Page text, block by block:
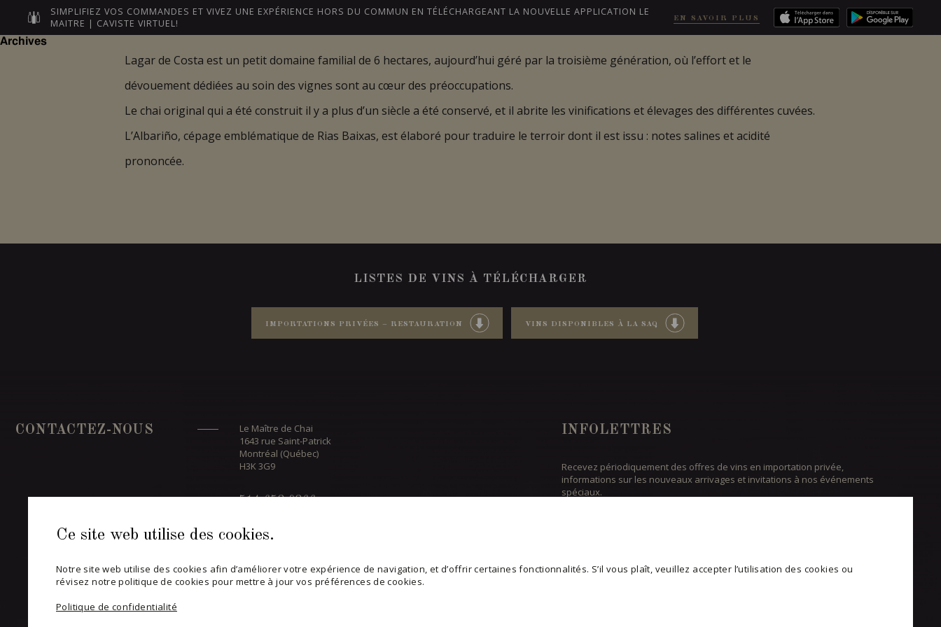
Ce site web utilise des cookies.
Notre site web utilise des cookies afin d’améliorer votre expérience de navigation, et d’offrir certaines fonctionnalités. S’il vous plaît, veuillez accepter l’utilisation des cookies ou
révisez notre politique de cookies pour mettre à jour vos préférences de cookies.
Politique de confidentialité
SIMPLIFIEZ VOS COMMANDES ET VIVEZ UNE EXPÉRIENCE HORS DU COMMUN EN TÉLÉCHARGEANT LA NOUVELLE APPLICATION LE
MAITRE | CAVISTE VIRTUEL!
EN SAVOIR PLUS
NOS MAÎTRES LEURS VINS BLOGUE NOTRE HISTOIRE
Archives
Lagar de Costa est un petit domaine familial de 6 hectares, aujourd’hui géré par la troisième génération, où l’effort et le
dévouement dédiées au soin des vignes sont au cœur des préoccupations.
Le chai original qui a été construit il y a plus d’un siècle a été conservé, et il abrite les vinifications et élevages des différentes cuvées.
L’Albariño, cépage emblématique de Rias Baixas, est élaboré pour traduire le terroir dont il est issu : notes salines et acidité
prononcée.
LISTES DE VINS À TÉLÉCHARGER
IMPORTATIONS PRIVÉES – RESTAURATION VINS DISPONIBLES À LA SAQ
CONTACTEZ-NOUS
Le Maître de Chai
1643 rue Saint-Patrick
Montréal (Québec)
H3K 3G9
514 658 9866
Informations générales et administration
INFOLETTRES
Recevez périodiquement des offres de vins en importation privée,
informations sur les nouveaux arrivages et invitations à nos événements
spéciaux.
CONSULTER NOTRE BLOGUE